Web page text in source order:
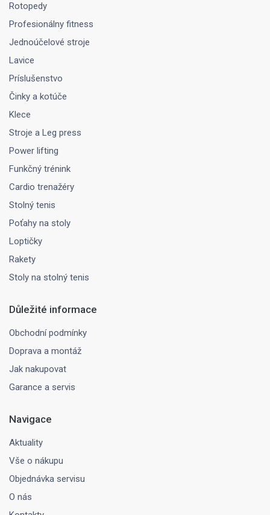
Rotopedy
Profesionálny fitness
Jednoúčelové stroje
Lavice
Príslušenstvo
Činky a kotúče
Klece
Stroje a Leg press
Power lifting
Funkčný trénink
Cardio trenažéry
Stolný tenis
Poťahy na stoly
Loptičky
Rakety
Stoly na stolný tenis
Důležité informace
Obchodní podmínky
Doprava a montáž
Jak nakupovat
Garance a servis
Navigace
Aktuality
Vše o nákupu
Objednávka servisu
O nás